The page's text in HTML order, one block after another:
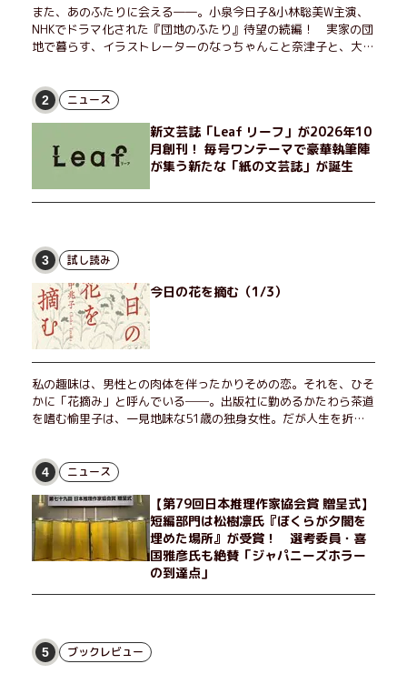
また、あのふたりに会える――。小泉今日子&小林聡美W主演、
NHKでドラマ化された『団地のふたり』待望の続編！ 実家の団
地で暮らす、イラストレーターのなっちゃんこと奈津子と、大学
げたり、部屋でふたりだけの「台湾映画祭」を催したり。50代
独身、幼なじみの変わらぬ友情とささやかな幸せの日々を描く。
2 ニュース
新文芸誌「Leaf リーフ」が2026年10
月創刊！ 毎号ワンテーマで豪華執筆陣
が集う新たな「紙の文芸誌」が誕生
3 試し読み
今日の花を摘む（1/3）
私の趣味は、男性との肉体を伴ったかりそめの恋。それを、ひそ
かに「花摘み」と呼んでいる──。出版社に勤めるかたわら茶道
を嗜む愉里子は、一見地味な51歳の独身女性。だが人生を折り
せる男が現れた。茶の湯の粋人、70歳の万江島だ。だが彼に
は、ある秘密があった……。自分の心と身体を偽らない女たちの
姿と、その連帯を描く。赤裸々にして切実な、セクシュアリティ
をめぐる物語。
4 ニュース
【第79回日本推理作家協会賞 贈呈式】
短編部門は松樹凛氏『ぼくらが夕闇を
埋めた場所』が受賞！ 選考委員・喜
国雅彦氏も絶賛「ジャパニーズホラー
の到達点」
5 ブックレビュー